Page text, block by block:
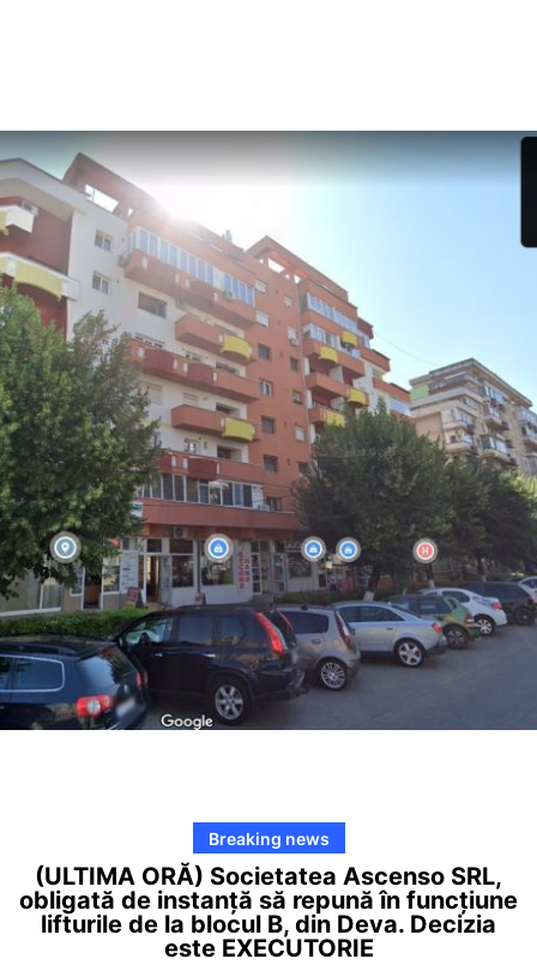
Breaking news
(ULTIMA ORĂ) Societatea Ascenso SRL,
obligată de instanță să repună în funcțiune
lifturile de la blocul B, din Deva. Decizia
este EXECUTORIE